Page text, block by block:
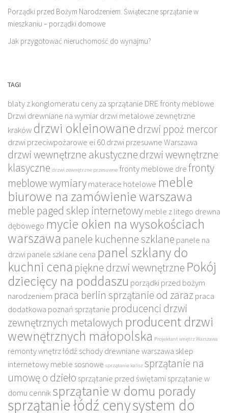
Porządki przed Bożym Narodzeniem. Świąteczne sprzątanie w
mieszkaniu – porządki domowe
Jak przygotować nieruchomość do wynajmu?
TAGI
blaty z konglomeratu ceny za sprzątanie DRE fronty meblowe
Drzwi drewniane na wymiardrzwi metalowe zewnętrzne
kraków drzwi okleinowanedrzwi ppoż mercor
drzwi przeciwpożarowe ei 60drzwi przesuwne Warszawa
drzwi wewnętrzne akustycznedrzwi wewnętrzne
klasyczne drzwi zewnętrzne przesuwne fronty meblowe drefronty
meblowe wymiarymaterace hotelowe meble
biurowe na zamówienie warszawa
meble paged sklep internetowymeble z litego drewna
dębowego mycie okien na wysokościach
warszawa panele kuchenne szklane panele na
drzwipanele szklane cena panel szklany do
kuchni cena piękne drzwi wewnętrzne Pokój
dziecięcy na poddaszu porządki przed bożym
narodzeniem praca berlin sprzątanie od zarazpraca
dodatkowa poznań sprzątanie producenci drzwi
zewnętrznych metalowych producent drzwi
wewnętrznych małopolska Projektant wnętrz Warszawa
remonty wnętrz łódź schody drewniane warszawa sklep
internetowy meble sosnowe sprzątanie kalisz sprzątanie na
umowę o dzieło sprzątanie przed świętamisprzątanie w
domu cenniksprzątanie w domu porady
sprzątanie łódź cenysystem do